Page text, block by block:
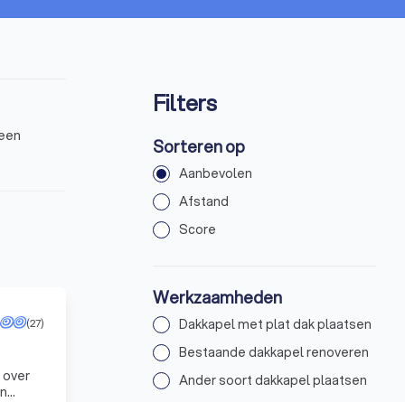
(27)
over
Filters
Sorteren op
Aanbevolen
Afstand
Score
Werkzaamheden
Dakkapel met plat dak plaatsen
Bestaande dakkapel renoveren
Ander soort dakkapel plaatsen